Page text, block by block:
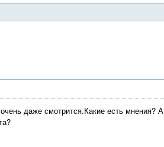
даже смотрится.Какие есть мнения? А